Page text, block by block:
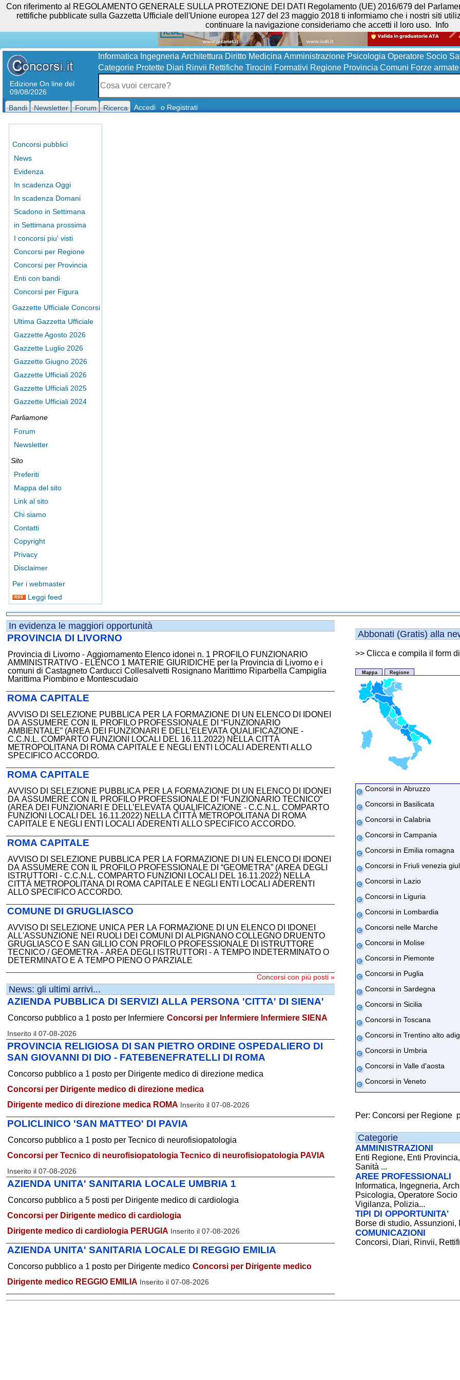
Edizione On line del
09/08/2026
Informatica Ingegneria Architettura Diritto Medicina Amministrazione Psicologia Operatore Socio
Categorie Protette Diari Rinvii Rettifiche Tirocini Formativi Regione Provincia Comuni Forze armate
Bandi Newsletter Forum Ricerca Accedi o Registrati
Concorsi pubblici
News
Evidenza
In scadenza Oggi
In scadenza Domani
Scadono in Settimana
in Settimana prossima
I concorsi piu' visti
Concorsi per Regione
Concorsi per Provincia
Enti con bandi
Concorsi per Figura
Gazzette Ufficiale Concorsi
Ultima Gazzetta Ufficiale
Gazzette Agosto 2026
Gazzette Luglio 2026
Gazzette Giugno 2026
Gazzette Ufficiali 2026
Gazzette Ufficiali 2025
Gazzette Ufficiali 2024
Parliamone
Forum
Newsletter
Sito
Preferiti
Mappa del sito
Link al sito
Chi siamo
Contatti
Copyright
Privacy
Disclaimer
Per i webmaster
Leggi feed
In evidenza le maggiori opportunità
PROVINCIA DI LIVORNO
Provincia di Livorno - Aggiornamento Elenco idonei n. 1 PROFILO FUNZIONARIO
AMMINISTRATIVO - ELENCO 1 MATERIE GIURIDICHE per la Provincia di Livorno e i
comuni di Castagneto Carducci Collesalvetti Rosignano Marittimo Riparbella Campiglia
Marittima Piombino e Montescudaio
ROMA CAPITALE
AVVISO DI SELEZIONE PUBBLICA PER LA FORMAZIONE DI UN ELENCO DI IDONEI
DA ASSUMERE CON IL PROFILO PROFESSIONALE DI “FUNZIONARIO
AMBIENTALE” (AREA DEI FUNZIONARI E DELL’ELEVATA QUALIFICAZIONE -
C.C.N.L. COMPARTO FUNZIONI LOCALI DEL 16.11.2022) NELLA CITTÀ
METROPOLITANA DI ROMA CAPITALE E NEGLI ENTI LOCALI ADERENTI ALLO
SPECIFICO ACCORDO.
ROMA CAPITALE
AVVISO DI SELEZIONE PUBBLICA PER LA FORMAZIONE DI UN ELENCO DI IDONEI
DA ASSUMERE CON IL PROFILO PROFESSIONALE DI “FUNZIONARIO TECNICO”
(AREA DEI FUNZIONARI E DELL’ELEVATA QUALIFICAZIONE - C.C.N.L. COMPARTO
FUNZIONI LOCALI DEL 16.11.2022) NELLA CITTÀ METROPOLITANA DI ROMA
CAPITALE E NEGLI ENTI LOCALI ADERENTI ALLO SPECIFICO ACCORDO.
ROMA CAPITALE
AVVISO DI SELEZIONE PUBBLICA PER LA FORMAZIONE DI UN ELENCO DI IDONEI
DA ASSUMERE CON IL PROFILO PROFESSIONALE DI “GEOMETRA” (AREA DEGLI
ISTRUTTORI - C.C.N.L. COMPARTO FUNZIONI LOCALI DEL 16.11.2022) NELLA
CITTÀ METROPOLITANA DI ROMA CAPITALE E NEGLI ENTI LOCALI ADERENTI
ALLO SPECIFICO ACCORDO.
COMUNE DI GRUGLIASCO
AVVISO DI SELEZIONE UNICA PER LA FORMAZIONE DI UN ELENCO DI IDONEI
ALL'ASSUNZIONE NEI RUOLI DEI COMUNI DI ALPIGNANO COLLEGNO DRUENTO
GRUGLIASCO E SAN GILLIO CON PROFILO PROFESSIONALE DI ISTRUTTORE
TECNICO / GEOMETRA - AREA DEGLI ISTRUTTORI - A TEMPO INDETERMINATO O
DETERMINATO E A TEMPO PIENO O PARZIALE
Concorsi con più posti »
News: gli ultimi arrivi...
AZIENDA PUBBLICA DI SERVIZI ALLA PERSONA 'CITTA' DI SIENA'
Concorso pubblico a 1 posto per Infermiere Concorsi per Infermiere Infermiere SIENA
Inserito il 07-08-2026
PROVINCIA RELIGIOSA DI SAN PIETRO ORDINE OSPEDALIERO DI
SAN GIOVANNI DI DIO - FATEBENEFRATELLI DI ROMA
Concorso pubblico a 1 posto per Dirigente medico di direzione medica
Concorsi per Dirigente medico di direzione medica
Dirigente medico di direzione medica ROMA Inserito il 07-08-2026
POLICLINICO 'SAN MATTEO' DI PAVIA
Concorso pubblico a 1 posto per Tecnico di neurofisiopatologia
Concorsi per Tecnico di neurofisiopatologia Tecnico di neurofisiopatologia PAVIA
Inserito il 07-08-2026
AZIENDA UNITA' SANITARIA LOCALE UMBRIA 1
Concorso pubblico a 5 posti per Dirigente medico di cardiologia
Concorsi per Dirigente medico di cardiologia
Dirigente medico di cardiologia PERUGIA Inserito il 07-08-2026
AZIENDA UNITA' SANITARIA LOCALE DI REGGIO EMILIA
Concorso pubblico a 1 posto per Dirigente medico Concorsi per Dirigente medico
Dirigente medico REGGIO EMILIA Inserito il 07-08-2026
Abbonati (Gratis) alla
>> Clicca e compila il form
Mappa Regione
Concorsi in Abruzzo
Concorsi in Basilicata
Concorsi in Calabria
Concorsi in Campania
Concorsi in Emilia romagna
Concorsi in Friuli venezia
Concorsi in Lazio
Concorsi in Liguria
Concorsi in Lombardia
Concorsi nelle Marche
Concorsi in Molise
Concorsi in Piemonte
Concorsi in Puglia
Concorsi in Sardegna
Concorsi in Sicilia
Concorsi in Toscana
Concorsi in Trentino alto
Concorsi in Umbria
Concorsi in Valle d'aosta
Concorsi in Veneto
Per: Concorsi per Regione
Categorie
AMMINISTRAZIONI
Enti Regione, Enti Provincia
Sanità ...
AREE PROFESSIONALI
Informatica, Ingegneria,
Psicologia, Operatore Socio
Vigilanza, Polizia...
TIPI DI OPPORTUNITA'
Borse di studio, Assunzioni,
COMUNICAZIONI
Concorsi, Diari, Rinvii,
Con riferimento al REGOLAMENTO GENERALE SULLA PROTEZIONE DEI DATI Regolamento (UE) 2016/679 del
rettifiche pubblicate sulla Gazzetta Ufficiale dell'Unione europea 127 del 23 maggio 2018 ti informiamo che i nostri siti
continuare la navigazione consideriamo che accetti il loro uso.
Info